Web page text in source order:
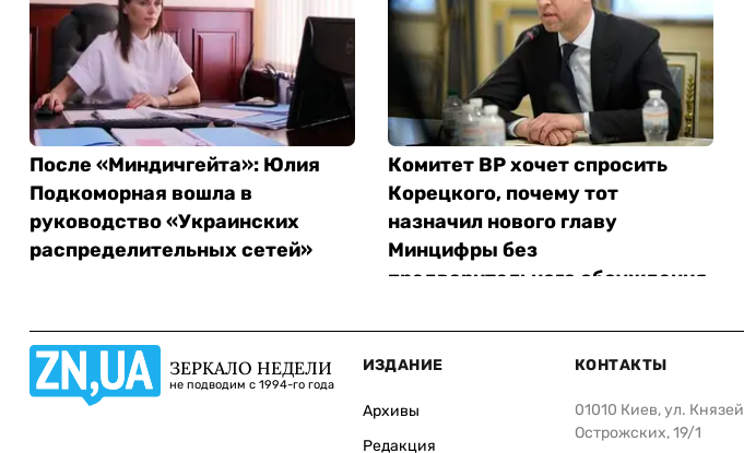
После «Миндичгейта»: Юлия
Подкоморная вошла в
руководство «Украинских
распределительных сетей»
Комитет ВР хочет спросить
Корецкого, почему тот
назначил нового главу
Минцифры без
предварительного обсуждения
ЗЕРКАЛО НЕДЕЛИ
не подводим с 1994-го года
ИЗДАНИЕ
Архивы
Редакция
КОНТАКТЫ
01010 Киев, ул. Князей
Острожских, 19/1